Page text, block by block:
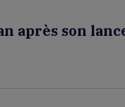
après son